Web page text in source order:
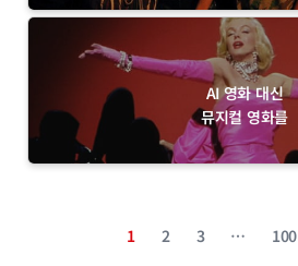
AI 영화 대신
뮤지컬 영화를
1 2 3 … 100